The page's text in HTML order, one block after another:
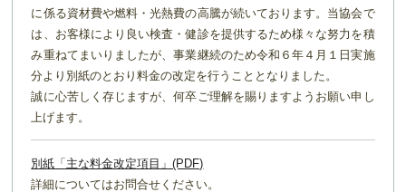
に係る資材費や燃料・光熱費の高騰が続いております。当協会で
は、お客様により良い検査・健診を提供するため様々な努力を積
み重ねてまいりましたが、事業継続のため令和６年４月１日実施
分より別紙のとおり料金の改定を行うこととなりました。
誠に心苦しく存じますが、何卒ご理解を賜りますようお願い申し
上げます。
別紙「主な料金改定項目」(PDF)
詳細についてはお問合せください。